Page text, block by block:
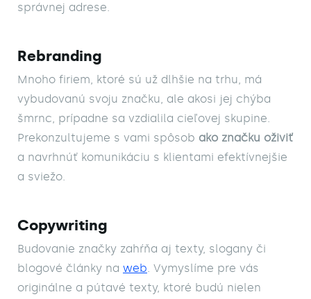
správnej adrese.
Rebranding
Mnoho firiem, ktoré sú už dlhšie na trhu, má
vybudovanú svoju značku, ale akosi jej chýba
šmrnc, prípadne sa vzdialila cieľovej skupine.
Prekonzultujeme s vami spôsob ako značku oživiť
a navrhnúť komunikáciu s klientami efektívnejšie
a sviežo.
Copywriting
Budovanie značky zahŕňa aj texty, slogany či
blogové články na web. Vymyslíme pre vás
originálne a pútavé texty, ktoré budú nielen